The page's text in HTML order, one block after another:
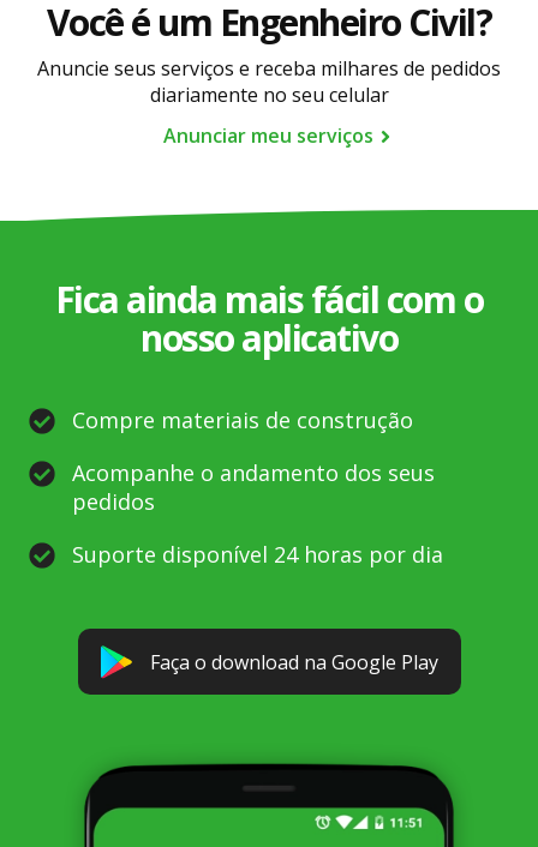
prestados. A negociação e pagamento do serviço
é de comum acordo entre você e o profissional.
Você é um Engenheiro Civil?
Anuncie seus serviços e receba milhares de pedidos
diariamente no seu celular
Anunciar meu serviços
Fica ainda mais fácil com o
nosso aplicativo
Compre materiais de construção
Acompanhe o andamento dos seus
pedidos
Suporte disponível 24 horas por dia
Faça o download na Google Play